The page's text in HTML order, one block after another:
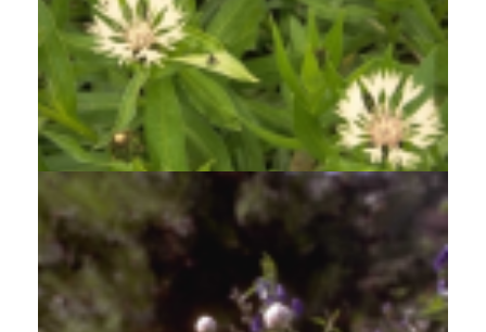
Bergcentaurie
Centaurea montana 'Alba'